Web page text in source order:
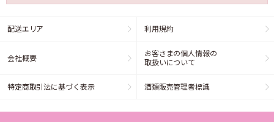
配送エリア 利用規約
会社概要
お客さまの個人情報の
取扱いについて
特定商取引法に基づく表示 酒類販売管理者標識